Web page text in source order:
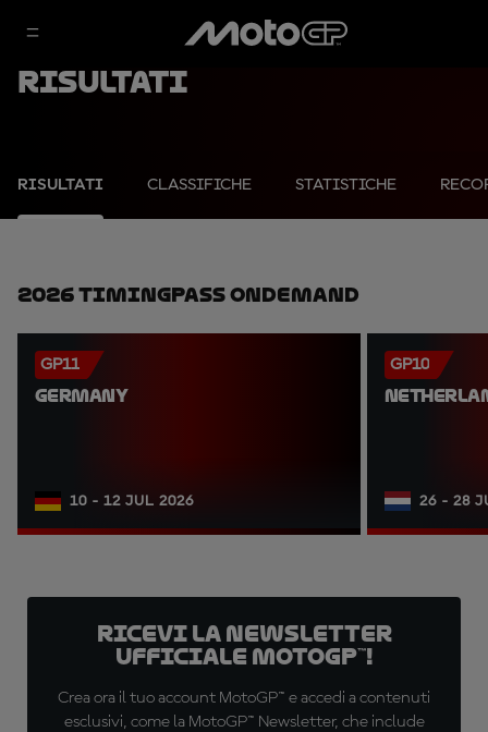
Risultati
RISULTATI CLASSIFICHE STATISTICHE
2026 TimingPass OnDemand
GP11
GERMANY
10 - 12 JUL 2026
GP10
26 - 28
Ricevi la newsletter
ufficiale MotoGP™!
Crea ora il tuo account MotoGP™ e accedi a contenuti
esclusivi, come la MotoGP™ Newsletter, che include